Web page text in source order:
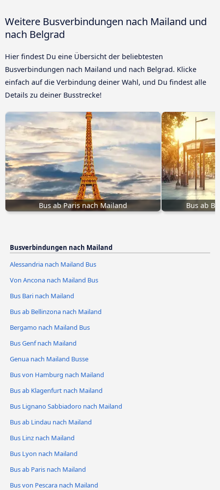
Weitere Busverbindungen nach Mailand und
nach Belgrad
Hier findest Du eine Übersicht der beliebtesten
Busverbindungen nach Mailand und nach Belgrad. Klicke
einfach auf die Verbindung deiner Wahl, und Du findest alle
Details zu deiner Busstrecke!
Bus ab Paris nach Mailand Bus ab
Busverbindungen nach Mailand
Alessandria nach Mailand Bus
Von Ancona nach Mailand Bus
Bus Bari nach Mailand
Bus ab Bellinzona nach Mailand
Bergamo nach Mailand Bus
Bus Genf nach Mailand
Genua nach Mailand Busse
Bus von Hamburg nach Mailand
Bus ab Klagenfurt nach Mailand
Bus Lignano Sabbiadoro nach Mailand
Bus ab Lindau nach Mailand
Bus Linz nach Mailand
Bus Lyon nach Mailand
Bus ab Paris nach Mailand
Bus von Pescara nach Mailand